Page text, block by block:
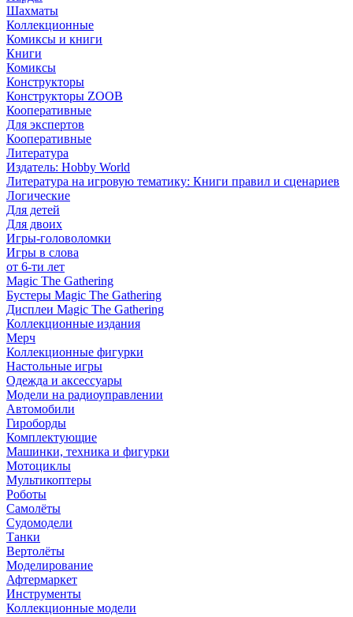
Шахматы
Коллекционные
Комиксы и книги
Книги
Комиксы
Конструкторы
Конструкторы ZOOB
Кооперативные
Для экспертов
Кооперативные
Литература
Издатель: Hobby World
Литература на игровую тематику: Книги правил и сценариев
Логические
Для детей
Для двоих
Игры-головоломки
Игры в слова
от 6-ти лет
Magic The Gathering
Бустеры Magic The Gathering
Дисплеи Magic The Gathering
Коллекционные издания
Мерч
Коллекционные фигурки
Настольные игры
Одежда и аксессуары
Модели на радиоуправлении
Автомобили
Гироборды
Комплектующие
Машинки, техника и фигурки
Мотоциклы
Мультикоптеры
Роботы
Самолёты
Судомодели
Танки
Вертолёты
Моделирование
Афтермаркет
Инструменты
Коллекционные модели